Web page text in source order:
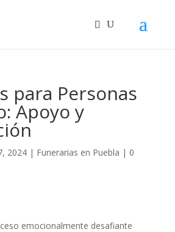
para Personas
Apoyo y
2024| Funerarias en Puebla | 0
emocionalmente desafiante